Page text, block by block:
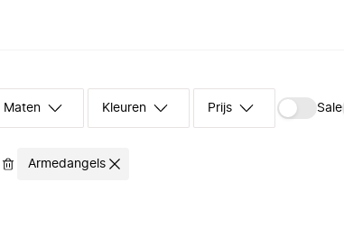
Maten Kleuren Prijs Sale
Armedangels